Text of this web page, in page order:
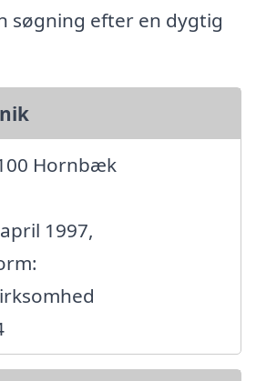
søgning efter en dygtig
Hornbæk
1997,